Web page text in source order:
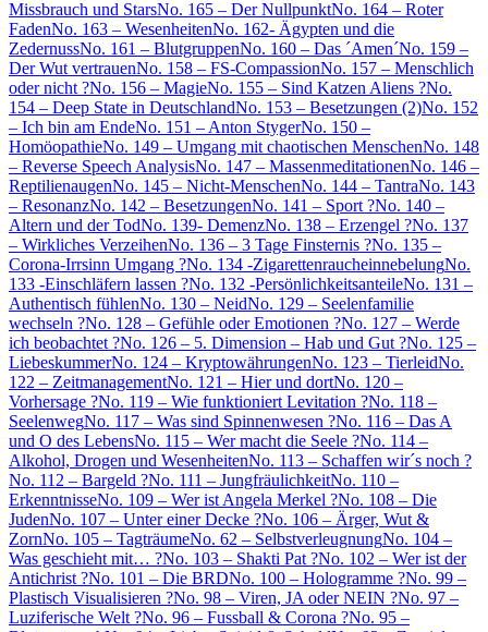
Missbrauch und StarsNo. 165 – Der NullpunktNo. 164 – Roter
FadenNo. 163 – WesenheitenNo. 162- Ägypten und die
ZedernussNo. 161 – BlutgruppenNo. 160 – Das ´Amen´No. 159 –
Der Wut vertrauenNo. 158 – FS-CompassionNo. 157 – Menschlich
oder nicht ?No. 156 – MagieNo. 155 – Sind Katzen Aliens ?No.
154 – Deep State in DeutschlandNo. 153 – Besetzungen (2)No. 152
– Ich bin am EndeNo. 151 – Anton StygerNo. 150 –
HomöopathieNo. 149 – Umgang mit chaotischen MenschenNo. 148
– Reverse Speech AnalysisNo. 147 – MassenmeditationenNo. 146 –
ReptilienaugenNo. 145 – Nicht-MenschenNo. 144 – TantraNo. 143
– ResonanzNo. 142 – BesetzungenNo. 141 – Sport ?No. 140 –
Altern und der TodNo. 139- DemenzNo. 138 – Erzengel ?No. 137
– Wirkliches VerzeihenNo. 136 – 3 Tage Finsternis ?No. 135 –
Corona-Irrsinn Umgang ?No. 134 -ZigarettenraucheinnebelungNo.
133 -Einschläfern lassen ?No. 132 -PersönlichkeitsanteileNo. 131 –
Authentisch fühlenNo. 130 – NeidNo. 129 – Seelenfamilie
wechseln ?No. 128 – Gefühle oder Emotionen ?No. 127 – Werde
ich beobachtet ?No. 126 – 5. Dimension – Hab und Gut ?No. 125 –
LiebeskummerNo. 124 – KryptowährungenNo. 123 – TierleidNo.
122 – ZeitmanagementNo. 121 – Hier und dortNo. 120 –
Vorhersage ?No. 119 – Wie funktioniert Levitation ?No. 118 –
SeelenwegNo. 117 – Was sind Spinnenwesen ?No. 116 – Das A
und O des LebensNo. 115 – Wer macht die Seele ?No. 114 –
Alkohol, Drogen und WesenheitenNo. 113 – Schaffen wir´s noch ?
No. 112 – Bargeld ?No. 111 – JungfräulichkeitNo. 110 –
ErkenntnisseNo. 109 – Wer ist Angela Merkel ?No. 108 – Die
JudenNo. 107 – Unter einer Decke ?No. 106 – Ärger, Wut &
ZornNo. 105 – TagträumeNo. 62 – SelbstverleugnungNo. 104 –
Was geschieht mit… ?No. 103 – Shakti Pat ?No. 102 – Wer ist der
Antichrist ?No. 101 – Die BRDNo. 100 – Hologramme ?No. 99 –
Plastisch Visualisieren ?No. 98 – Viren, JA oder NEIN ?No. 97 –
Luziferische Welt ?No. 96 – Fussball & Corona ?No. 95 –